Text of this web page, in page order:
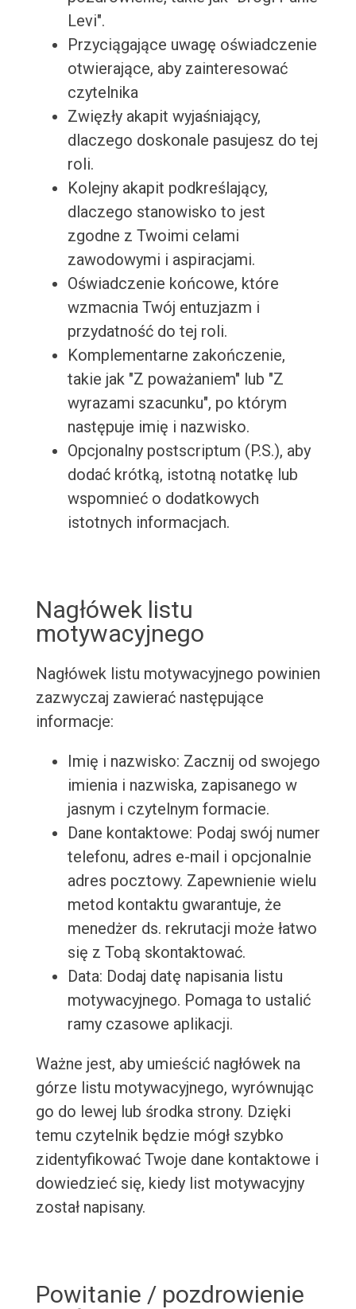
Levi".
Przyciągające uwagę oświadczenie
otwierające, aby zainteresować
czytelnika
Zwięzły akapit wyjaśniający,
dlaczego doskonale pasujesz do tej
roli.
Kolejny akapit podkreślający,
dlaczego stanowisko to jest
zgodne z Twoimi celami
zawodowymi i aspiracjami.
Oświadczenie końcowe, które
wzmacnia Twój entuzjazm i
przydatność do tej roli.
Komplementarne zakończenie,
takie jak "Z poważaniem" lub "Z
wyrazami szacunku", po którym
następuje imię i nazwisko.
Opcjonalny postscriptum (P.S.), aby
dodać krótką, istotną notatkę lub
wspomnieć o dodatkowych
istotnych informacjach.
Nagłówek listu
motywacyjnego
Nagłówek listu motywacyjnego powinien
zazwyczaj zawierać następujące
informacje:
Imię i nazwisko: Zacznij od swojego
imienia i nazwiska, zapisanego w
jasnym i czytelnym formacie.
Dane kontaktowe: Podaj swój numer
telefonu, adres e-mail i opcjonalnie
adres pocztowy. Zapewnienie wielu
metod kontaktu gwarantuje, że
menedżer ds. rekrutacji może łatwo
się z Tobą skontaktować.
Data: Dodaj datę napisania listu
motywacyjnego. Pomaga to ustalić
ramy czasowe aplikacji.
Ważne jest, aby umieścić nagłówek na
górze listu motywacyjnego, wyrównując
go do lewej lub środka strony. Dzięki
temu czytelnik będzie mógł szybko
zidentyfikować Twoje dane kontaktowe i
dowiedzieć się, kiedy list motywacyjny
został napisany.
Powitanie / pozdrowienie